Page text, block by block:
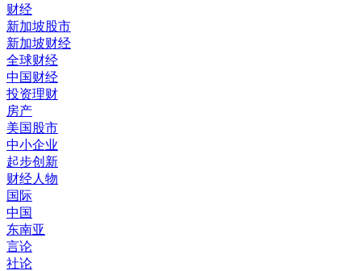
财经
新加坡股市
新加坡财经
全球财经
中国财经
投资理财
房产
美国股市
中小企业
起步创新
财经人物
国际
中国
东南亚
言论
社论